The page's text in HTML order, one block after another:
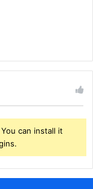
can install it